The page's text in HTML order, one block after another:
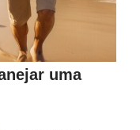
uma